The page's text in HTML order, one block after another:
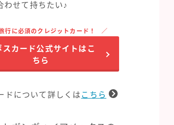
わせて持ちたい♪
行に必須のクレジットカード！
スカード公式サイトはこ
ちら
ドについて詳しくは こちら